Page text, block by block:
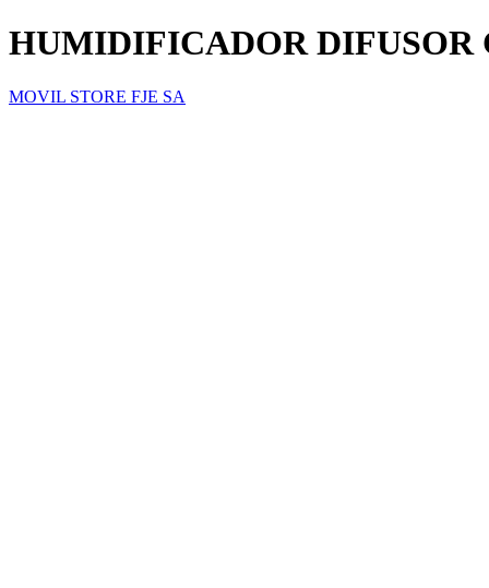
HUMIDIFICADOR DIFUSOR
MOVIL STORE FJE SA